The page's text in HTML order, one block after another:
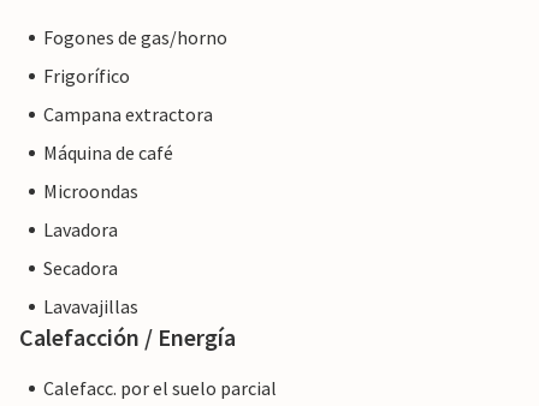
Fogones de gas/horno
Frigorífico
Campana extractora
Máquina de café
Microondas
Lavadora
Secadora
Lavavajillas
Calefacción / Energía
Calefacc. por el suelo parcial